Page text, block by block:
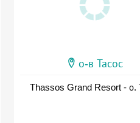
о-в Тасос
Thassos Grand Resort - о.